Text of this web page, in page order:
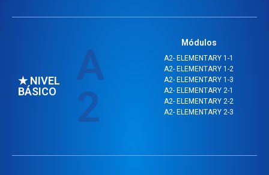
★ NIVEL
BÁSICO
A
2
Módulos
A2- ELEMENTARY 1-1
A2- ELEMENTARY 1-2
A2- ELEMENTARY 1-3
A2- ELEMENTARY 2-1
A2- ELEMENTARY 2-2
A2- ELEMENTARY 2-3